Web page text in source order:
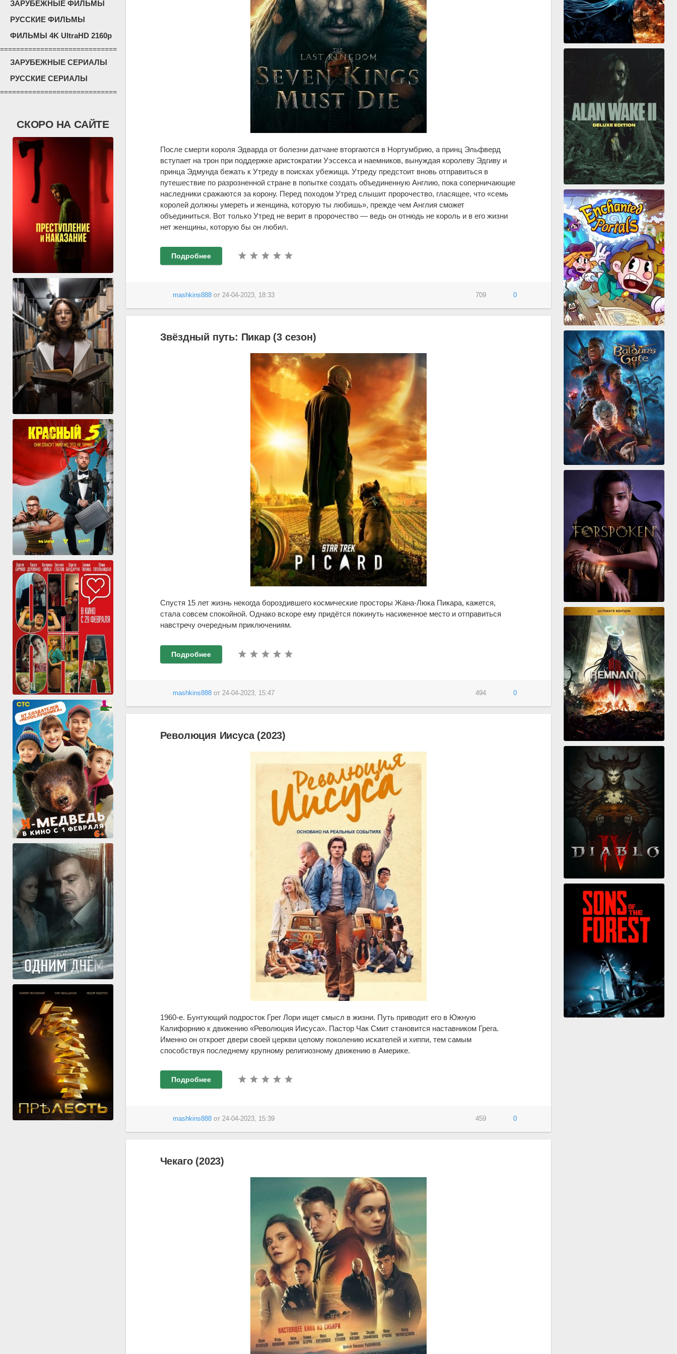
ЗАРУБЕЖНЫЕ ФИЛЬМЫ
РУССКИЕ ФИЛЬМЫ
ФИЛЬМЫ 4K UltraHD 2160p
=============================
ЗАРУБЕЖНЫЕ СЕРИАЛЫ
РУССКИЕ СЕРИАЛЫ
=============================
СКОРО НА САЙТЕ
После смерти короля Эдварда от болезни датчане вторгаются в Нортумбрию, а принц Эльфверд
вступает на трон при поддержке аристократии Уэссекса и наемников, вынуждая королеву Эдгиву и
принца Эдмунда бежать к Утреду в поисках убежища. Утреду предстоит вновь отправиться в
путешествие по разрозненной стране в попытке создать объединенную Англию, пока соперничающие
наследники сражаются за корону. Перед походом Утред слышит пророчество, гласящее, что «семь
королей должны умереть и женщина, которую ты любишь», прежде чем Англия сможет
объединиться. Вот только Утред не верит в пророчество — ведь он отнюдь не король и в его жизни
нет женщины, которую бы он любил.
Подробнее
709 0
mashkins888от 24-04-2023, 18:33
Звёздный путь: Пикар (3 сезон)
Спустя 15 лет жизнь некогда бороздившего космические просторы Жана-Люка Пикара, кажется,
стала совсем спокойной. Однако вскоре ему придётся покинуть насиженное место и отправиться
навстречу очередным приключениям.
Подробнее
494 0
mashkins888от 24-04-2023, 15:47
Революция Иисуса (2023)
1960-е. Бунтующий подросток Грег Лори ищет смысл в жизни. Путь приводит его в Южную
Калифорнию к движению «Революция Иисуса». Пастор Чак Смит становится наставником Грега.
Именно он откроет двери своей церкви целому поколению искателей и хиппи, тем самым
способствуя последнему крупному религиозному движению в Америке.
Подробнее
459 0
mashkins888от 24-04-2023, 15:39
Чекаго (2023)